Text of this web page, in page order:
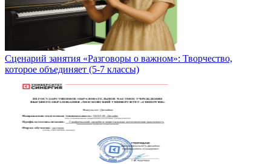
Сценарий занятия «Разговоры о важном»: Творчество,
которое объединяет (5-7 классы)